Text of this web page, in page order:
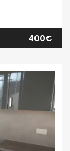
400€